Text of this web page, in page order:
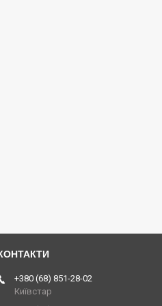
+380 (68) 851-28-02
Київстар